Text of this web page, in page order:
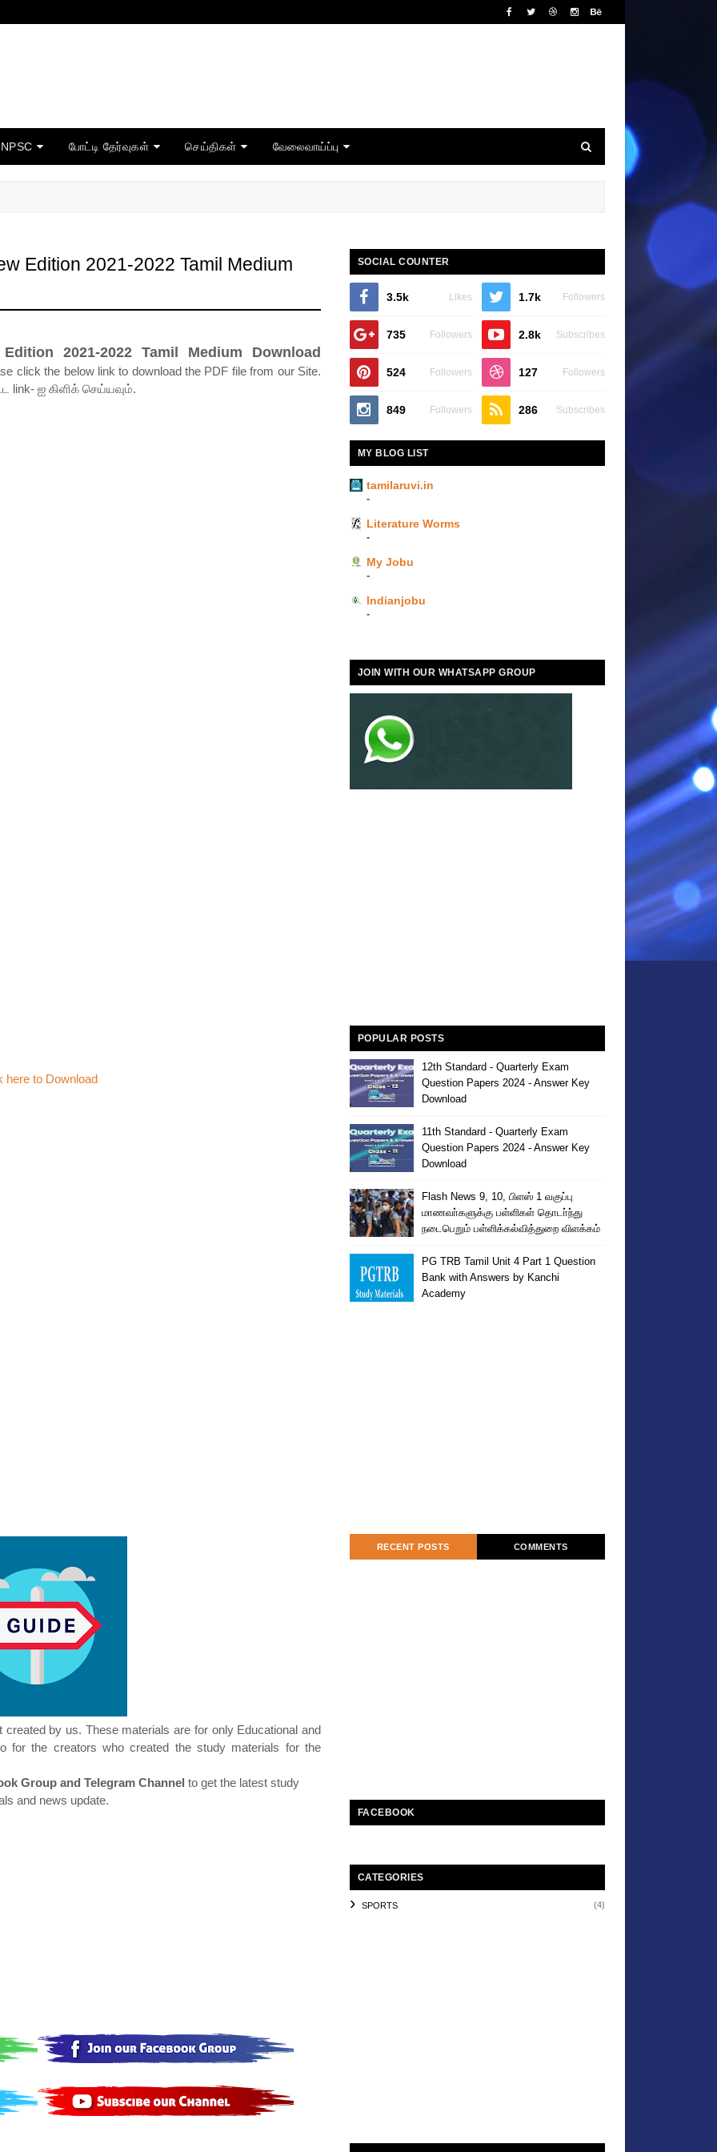
போட்டி தேர்வுகள் செய்திகள் வேலைவாய்ப்பு
Edition 2021-2022 Tamil Medium
2021-2022 Tamil Medium Download
click the below link to download the PDF file from our Site.
link- ஐ கிளிக் செய்யவும்.
here to Download
by us. These materials are for only Educational and
for the creators who created the study materials for the
Group and Telegram Channel to get the latest study
and news update.
SOCIAL COUNTER
3.5k Likes 1.7k Followers
735 Followers 2.8k Subscribes
524 Followers 127 Followers
849 Followers 286 Subscribes
MY BLOG LIST
tamilaruvi.in
-
Literature Worms
-
My Jobu
-
Indianjobu
-
JOIN WITH OUR WHATSAPP GROUP
POPULAR POSTS
12th Standard - Quarterly Exam
Question Papers 2024 - Answer Key
Download
11th Standard - Quarterly Exam
Question Papers 2024 - Answer Key
Download
Flash News 9, 10, பிளஸ் 1 வகுப்பு
மாணவா்களுக்கு பள்ளிகள் தொடா்ந்து
நடைபெறும் பள்ளிக்கல்வித்துறை விளக்கம்
PG TRB Tamil Unit 4 Part 1 Question
Bank with Answers by Kanchi
Academy
RECENT POSTS COMMENTS
FACEBOOK
CATEGORIES
SPORTS (4)